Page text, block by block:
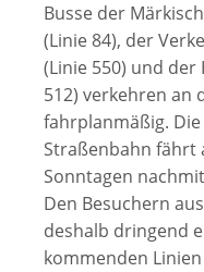
Busse der
(Linie 84), der
(Linie 550) und
512) verkehren an
fahrplanmäßig.
Straßenbahn fährt
Sonntagen
Den Besuchern
deshalb dringend
kommenden